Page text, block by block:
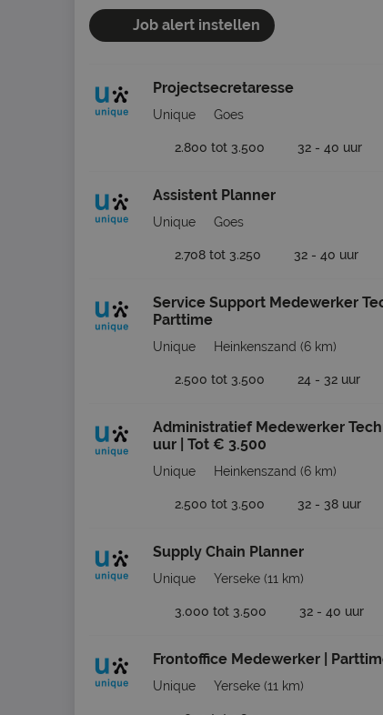
Job alert instellen
Projectsecretaresse
Unique Goes
2.800 tot 3.500 32 - 40 uur
Assistent Planner
Unique Goes
2.708 tot 3.250 32 - 40 uur
Service Support Medewerker
Parttime
Unique Heinkenszand (6 km)
2.500 tot 3.500 24 - 32 uur
Administratief Medewerker
uur | Tot € 3.500
Unique Heinkenszand (6 km)
2.500 tot 3.500 32 - 38 uur
Supply Chain Planner
Unique Yerseke (11 km)
3.000 tot 3.500 32 - 40 uur
Frontoffice Medewerker |
Unique Yerseke (11 km)